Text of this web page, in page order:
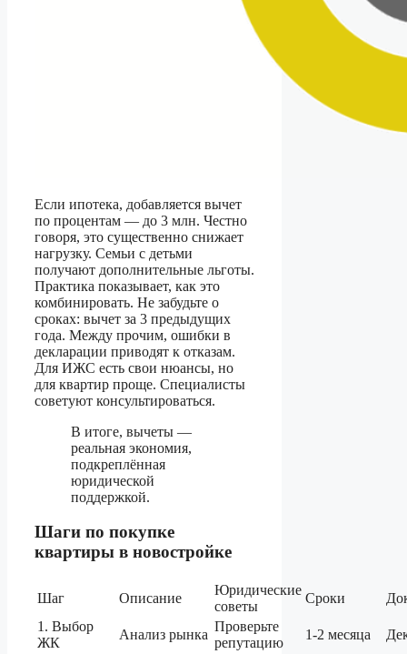
Если ипотека, добавляется вычет
по процентам — до 3 млн. Честно
говоря, это существенно снижает
нагрузку. Семьи с детьми
получают дополнительные льготы.
Практика показывает, как это
комбинировать. Не забудьте о
сроках: вычет за 3 предыдущих
года. Между прочим, ошибки в
декларации приводят к отказам.
Для ИЖС есть свои нюансы, но
для квартир проще. Специалисты
советуют консультироваться.
В итоге, вычеты —
реальная экономия,
подкреплённая
юридической
поддержкой.
Шаги по покупке
квартиры в новостройке
Шаг Описание
Юридические
советы
Сроки
1. Выбор
ЖК
Анализ рынка
Проверьте
репутацию
1-2 месяца